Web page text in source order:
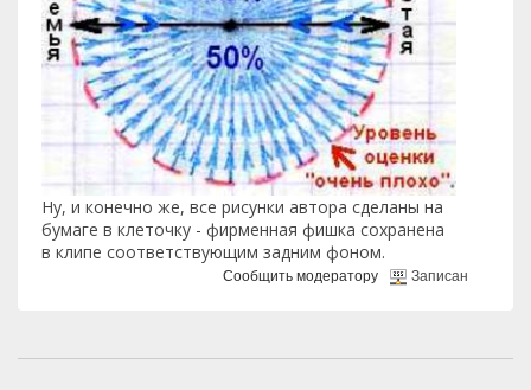
Ну, и конечно же, все рисунки автора сделаны на
бумаге в клеточку - фирменная фишка сохранена
в клипе соответствующим задним фоном.
Сообщить модератору Записан